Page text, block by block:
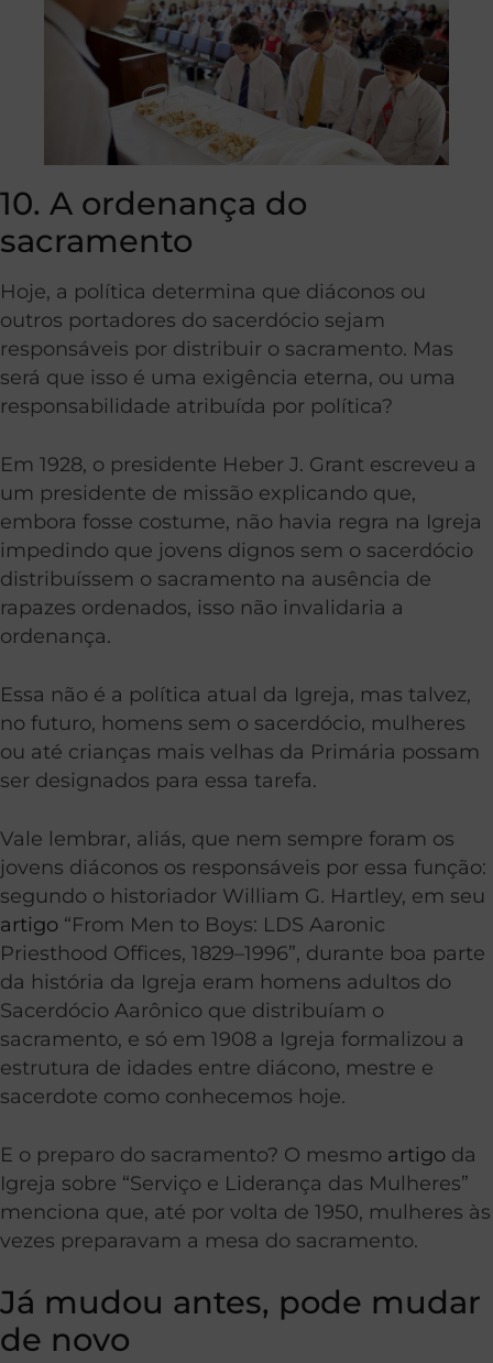
10. A ordenança do
sacramento
Hoje, a política determina que diáconos ou
outros portadores do sacerdócio sejam
responsáveis por distribuir o sacramento. Mas
será que isso é uma exigência eterna, ou uma
responsabilidade atribuída por política?
Em 1928, o presidente Heber J. Grant escreveu a
um presidente de missão explicando que,
embora fosse costume, não havia regra na Igreja
impedindo que jovens dignos sem o sacerdócio
distribuíssem o sacramento na ausência de
rapazes ordenados, isso não invalidaria a
ordenança.
Essa não é a política atual da Igreja, mas talvez,
no futuro, homens sem o sacerdócio, mulheres
ou até crianças mais velhas da Primária possam
ser designados para essa tarefa.
Vale lembrar, aliás, que nem sempre foram os
jovens diáconos os responsáveis por essa função:
segundo o historiador William G. Hartley, em seu
artigo “From Men to Boys: LDS Aaronic
Priesthood Offices, 1829–1996”, durante boa parte
da história da Igreja eram homens adultos do
Sacerdócio Aarônico que distribuíam o
sacramento, e só em 1908 a Igreja formalizou a
estrutura de idades entre diácono, mestre e
sacerdote como conhecemos hoje.
E o preparo do sacramento? O mesmo artigo da
Igreja sobre “Serviço e Liderança das Mulheres”
menciona que, até por volta de 1950, mulheres às
vezes preparavam a mesa do sacramento.
Já mudou antes, pode mudar
de novo